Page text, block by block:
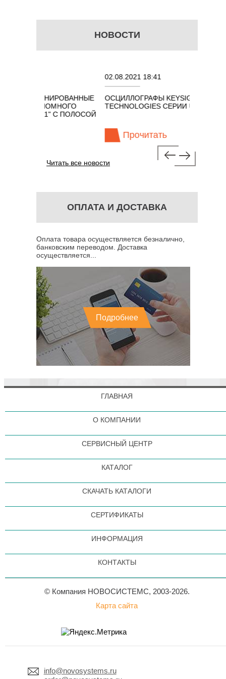
НОВОСТИ
В 1" С ПОЛОСОЙ
02.08.2021 18:41
ОСЦИЛЛОГРАФЫ KEYSIGHT
TECHNOLOGIES СЕРИИ UXR
Прочитать
Читать все новости
ОПЛАТА И ДОСТАВКА
Оплата товара осуществляется безналично,
банковским переводом. Доставка
осуществляется...
Подробнее
ГЛАВНАЯ
О КОМПАНИИ
СЕРВИСНЫЙ ЦЕНТР
КАТАЛОГ
СКАЧАТЬ КАТАЛОГИ
СЕРТИФИКАТЫ
ИНФОРМАЦИЯ
КОНТАКТЫ
© Компания НОВОСИСТЕМС, 2003-2026.
Карта сайта
info@novosystems.ru